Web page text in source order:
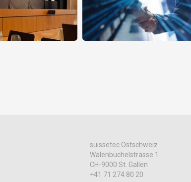
suissetec Ostschweiz
Walenbüchelstrasse 1
CH-9000 St. Gallen
+41 71 274 80 20